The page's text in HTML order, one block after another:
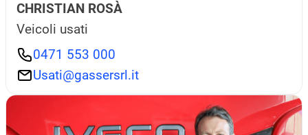
CHRISTIAN ROSÀ
Veicoli usati
0471 553 000
Usati@gassersrl.it